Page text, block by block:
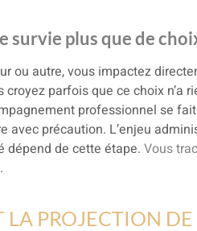
survie plus que de
ou autre, vous impactez
parfois que ce choix n’a
professionnel se
avec précaution. L’enjeu
dépend de cette étape. Vous
.
LA PROJECTION DE